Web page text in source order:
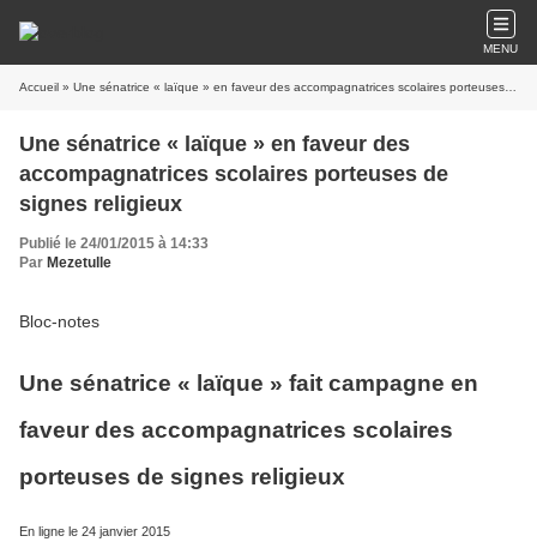
MENU
Accueil » Une sénatrice « laïque » en faveur des accompagnatrices scolaires porteuses de signes religieux
Une sénatrice « laïque » en faveur des
accompagnatrices scolaires porteuses de
signes religieux
Publié le 24/01/2015 à 14:33
Par Mezetulle
Bloc-notes
Une sénatrice « laïque » fait campagne en
faveur des accompagnatrices scolaires
porteuses de signes religieux
En ligne le 24 janvier 2015